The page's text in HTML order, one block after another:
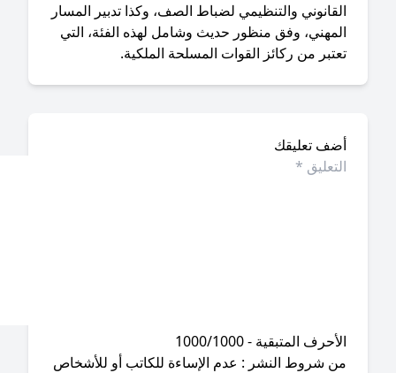
والتنظيمي لضباط الصف، وكذا تدبير المسار
وفق منظور حديث وشامل لهذه الفئة، التي
من ركائز القوات المسلحة الملكية.
تعليقك
المتبقية - 1000/1000
شروط النشر : عدم الإساءة للكاتب أو للأشخاص